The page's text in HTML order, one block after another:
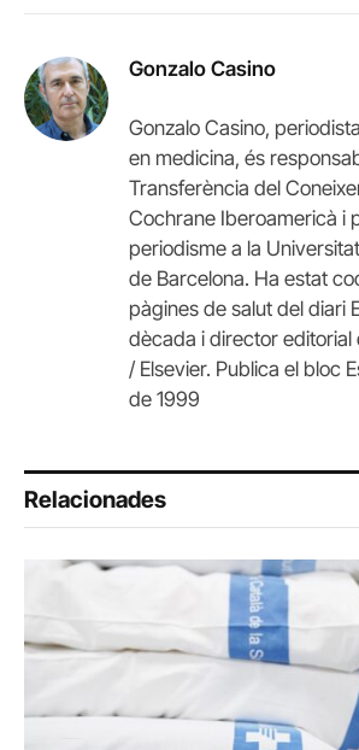
Gonzalo Casino
Gonzalo Casino,
en medicina, és
Transferència del
Cochrane Iberoamericà i
periodisme a la
de Barcelona. Ha estat
pàgines de salut del diari
dècada i director editorial
/ Elsevier. Publica el bloc
de 1999
Relacionades